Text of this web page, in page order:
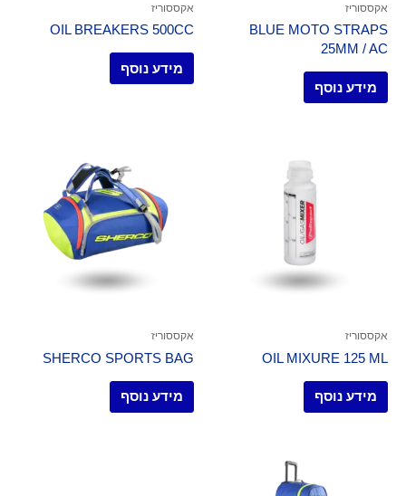
אקססוריז
BLUE MOTO STRAPS
25MM / AC
מידע נוסף
אקססוריז
OIL BREAKERS 500CC
מידע נוסף
אקססוריז
OIL MIXURE 125 ML
מידע נוסף
אקססוריז
SHERCO SPORTS BAG
מידע נוסף